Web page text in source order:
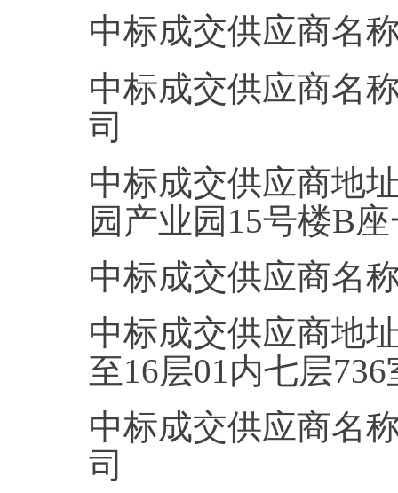
中标成交供应商名
中标成交供应商名
司
中标成交供应商地
园产业园15号楼B
中标成交供应商名
中标成交供应商地
至16层01内七层736
中标成交供应商名
司